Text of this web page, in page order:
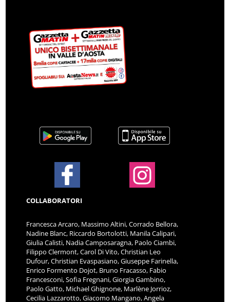
COLLABORATORI
Francesca Arcaro, Massimo Altini, Corrado Bellora,
Nadine Blanc, Riccardo Bortolotti, Manila Calipari,
Giulia Calisti, Nadia Camposaragna, Paolo Ciambi,
Filippo Clermont, Carol Di Vito, Christian Leo
Dufour, Christian Evaspasiano, Giuseppe Farinella,
Enrico Formento Dojot, Bruno Fracasso, Fabio
Francesconi, Sofia Fregnani, Giorgia Gambino,
Paolo Gatto, Michael Ghignone, Marlène Jorrioz,
Cecilia Lazzarotto, Giacomo Mangano, Angela